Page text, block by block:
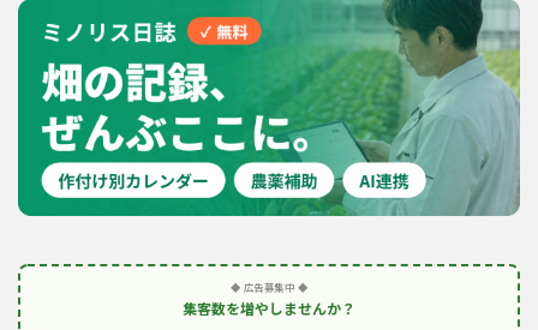
◆ 広告募集中 ◆
集客数を増やしませんか？